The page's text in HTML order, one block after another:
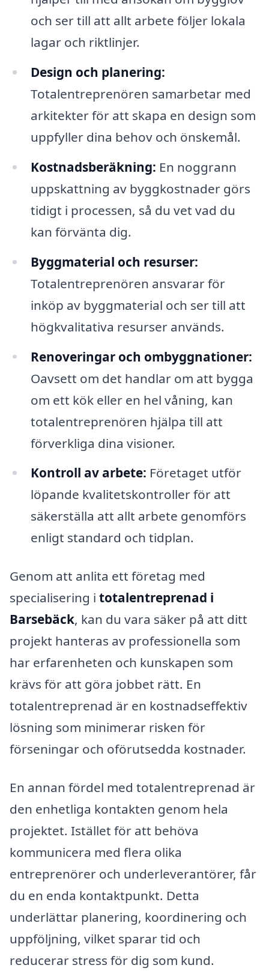
och ser till att allt arbete följer lokala
lagar och riktlinjer.
Design och planering:
Totalentreprenören samarbetar med
arkitekter för att skapa en design som
uppfyller dina behov och önskemål.
Kostnadsberäkning: En noggrann
uppskattning av byggkostnader görs
tidigt i processen, så du vet vad du
kan förvänta dig.
Byggmaterial och resurser:
Totalentreprenören ansvarar för
inköp av byggmaterial och ser till att
högkvalitativa resurser används.
Renoveringar och ombyggnationer:
Oavsett om det handlar om att bygga
om ett kök eller en hel våning, kan
totalentreprenören hjälpa till att
förverkliga dina visioner.
Kontroll av arbete: Företaget utför
löpande kvalitetskontroller för att
säkerställa att allt arbete genomförs
enligt standard och tidplan.
Genom att anlita ett företag med
specialisering i totalentreprenad i
Barsebäck, kan du vara säker på att ditt
projekt hanteras av professionella som
har erfarenheten och kunskapen som
krävs för att göra jobbet rätt. En
totalentreprenad är en kostnadseffektiv
lösning som minimerar risken för
förseningar och oförutsedda kostnader.
En annan fördel med totalentreprenad är
den enhetliga kontakten genom hela
projektet. Istället för att behöva
kommunicera med flera olika
entreprenörer och underleverantörer, får
du en enda kontaktpunkt. Detta
underlättar planering, koordinering och
uppföljning, vilket sparar tid och
reducerar stress för dig som kund.